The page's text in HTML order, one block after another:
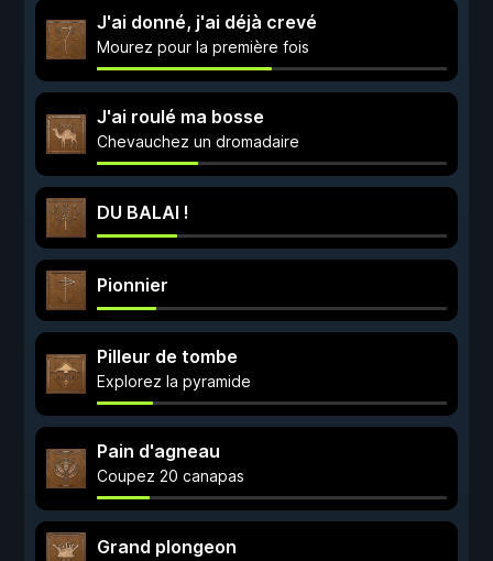
J'ai donné, j'ai déjà crevé
Mourez pour la première fois
J'ai roulé ma bosse
Chevauchez un dromadaire
DU BALAI !
Pionnier
Pilleur de tombe
Explorez la pyramide
Pain d'agneau
Coupez 20 canapas
Grand plongeon